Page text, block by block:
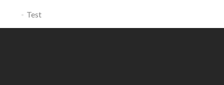
Test